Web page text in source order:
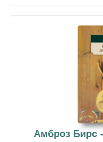
Амброз Бирс